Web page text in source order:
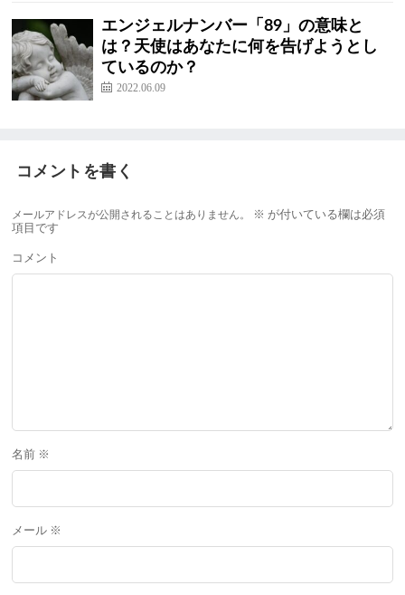
エンジェルナンバー「89」の意味と
は？天使はあなたに何を告げようとし
ているのか？
2022.06.09
コメントを書く
メールアドレスが公開されることはありません。 ※ が付いている欄は必須
項目です
コメント
名前 ※
メール ※